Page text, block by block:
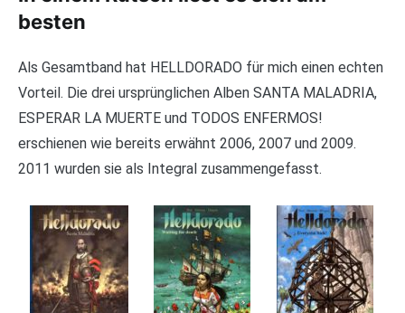
besten
Als Gesamtband hat HELLDORADO für mich einen echten
Vorteil. Die drei ursprünglichen Alben SANTA MALADRIA,
ESPERAR LA MUERTE und TODOS ENFERMOS!
erschienen wie bereits erwähnt 2006, 2007 und 2009.
2011 wurden sie als Integral zusammengefasst.